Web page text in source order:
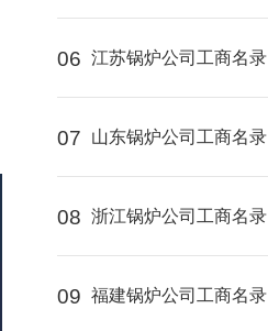
06 江苏锅炉公司工商名录
07 山东锅炉公司工商名录
08 浙江锅炉公司工商名录
09 福建锅炉公司工商名录